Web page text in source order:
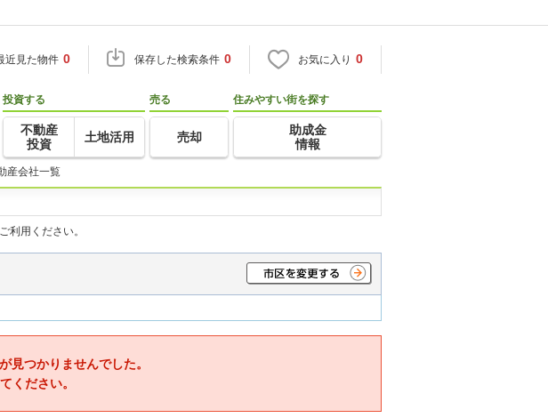
近見た物件 0 保存した検索条件 0 お気に入り 0
投資する
不動産
投資
土地活用
売る
売却
住みやすい街を探す
助成金
情報
産会社一覧
利用ください。
見つかりませんでした。
ください。